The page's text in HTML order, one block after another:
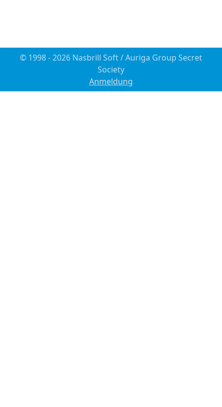
© 1998 - 2026 Nasbrill Soft / Auriga Group Secret
Society
Anmeldung